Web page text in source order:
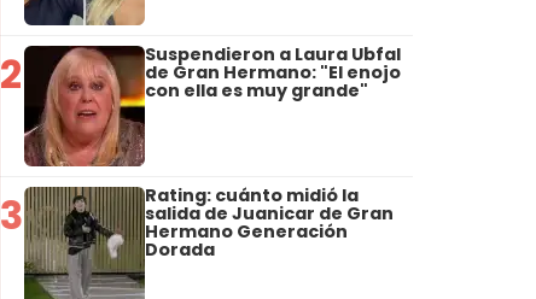
2 Suspendieron a Laura Ubfal
de Gran Hermano: "El enojo
con ella es muy grande"
3 Rating: cuánto midió la
salida de Juanicar de Gran
Hermano Generación
Dorada